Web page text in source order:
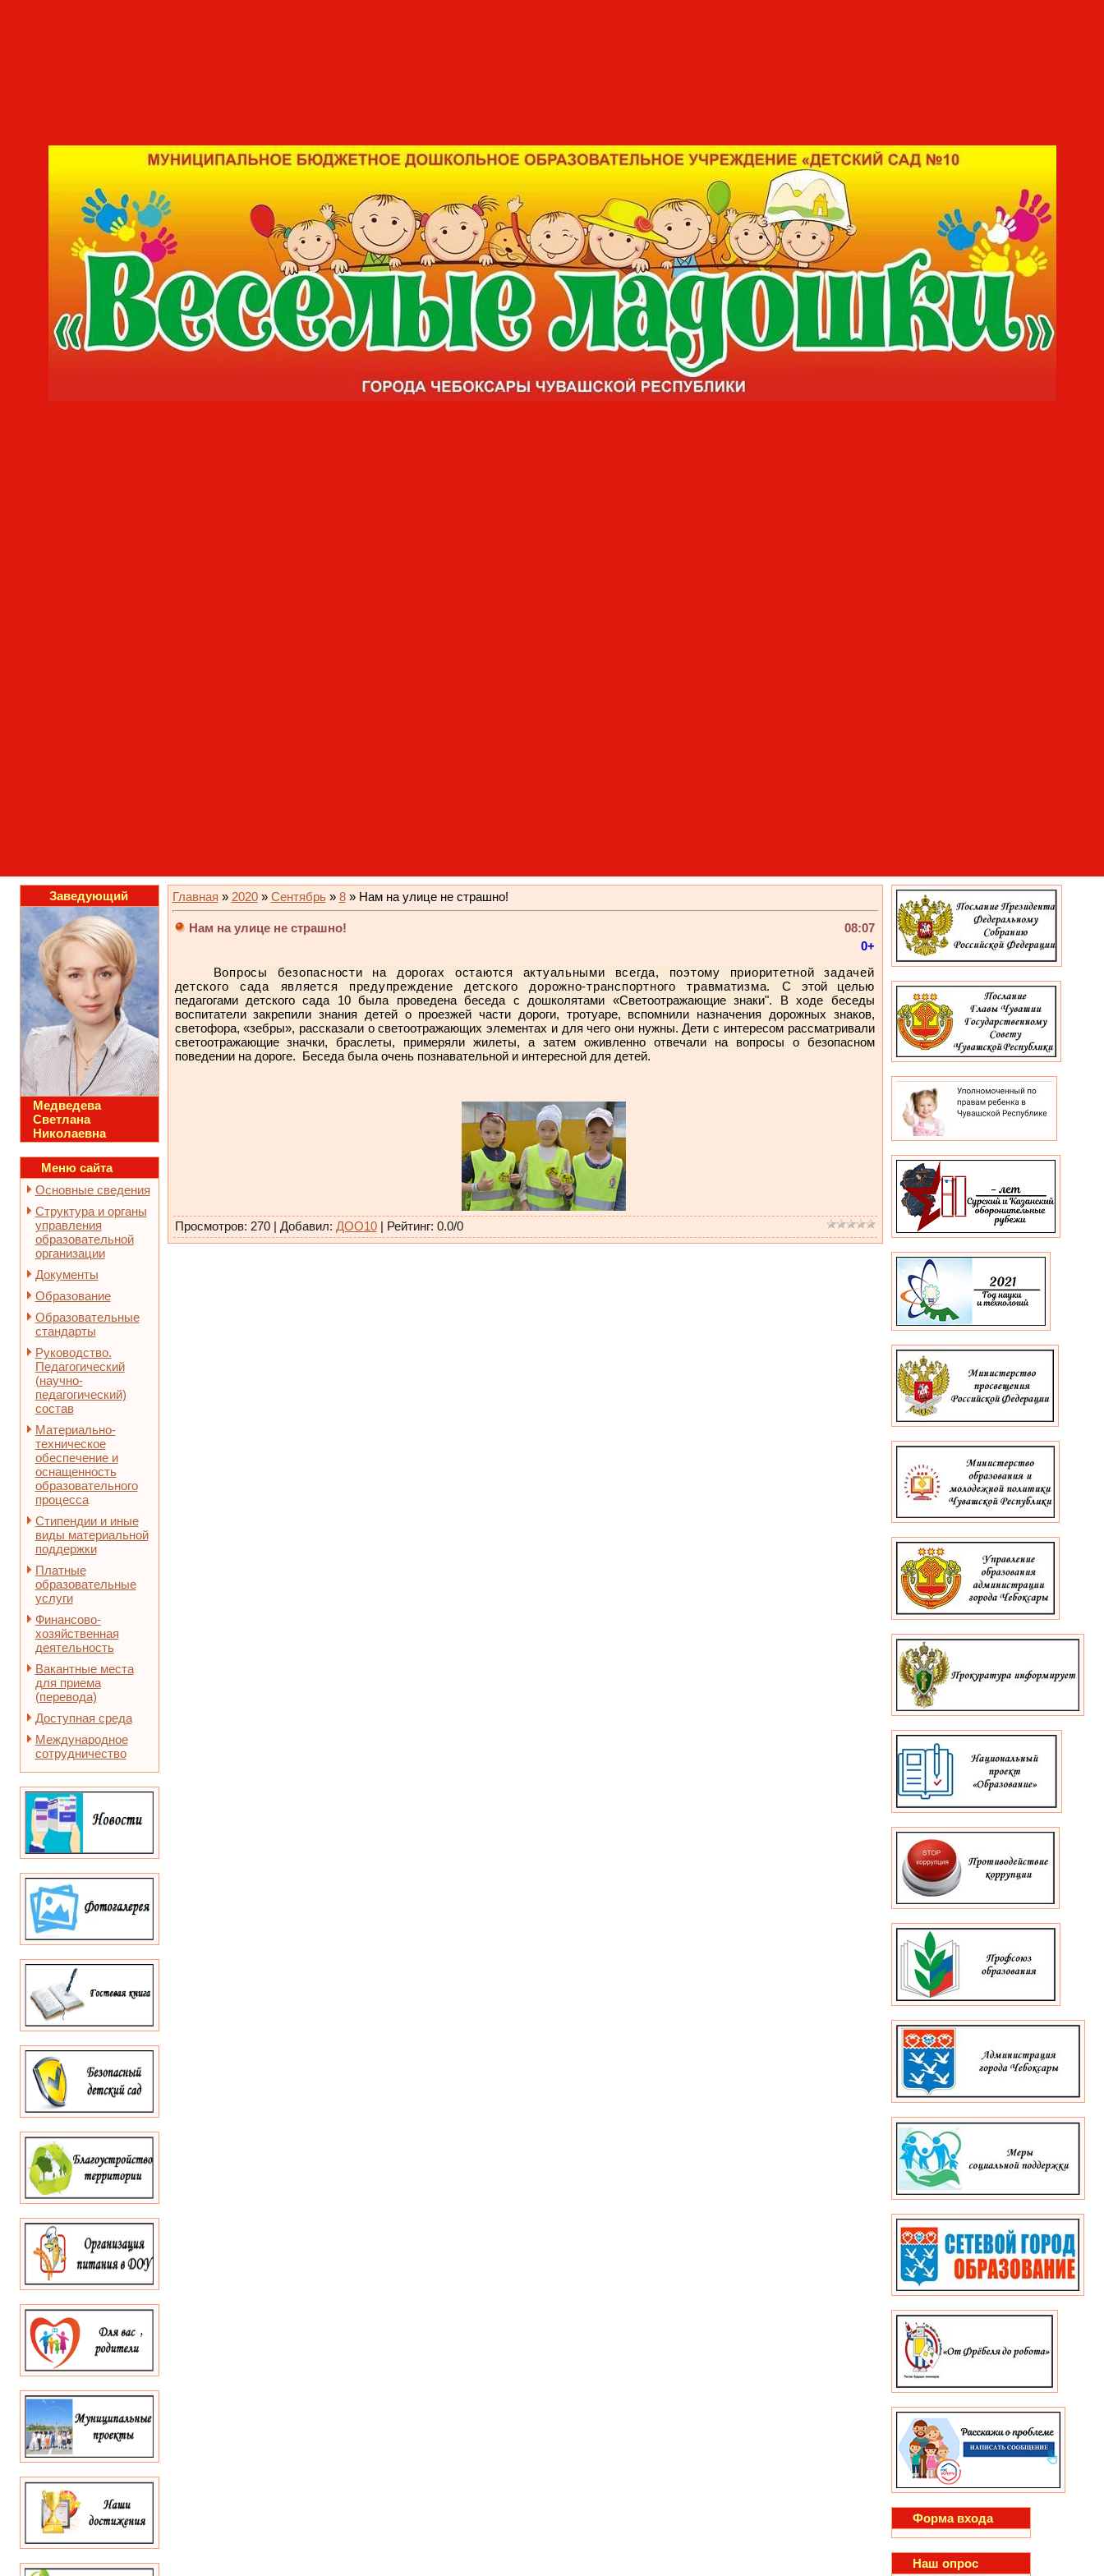
Заведующий
Медведева
Светлана
Николаевна
Меню сайта
Основные сведения
Структура и органы
управления
образовательной
организации
Документы
Образование
Образовательные
стандарты
Руководство.
Педагогический
(научно-
педагогический)
состав
Материально-
техническое
обеспечение и
оснащенность
образовательного
процесса
Стипендии и иные
виды материальной
поддержки
Платные
образовательные
услуги
Финансово-
хозяйственная
деятельность
Вакантные места
для приема
(перевода)
Доступная среда
Международное
сотрудничество
Главная » 2020 » Сентябрь » 8» Нам на улице не страшно!
08:07
Нам на улице не страшно!
0+
Вопросы безопасности на дорогах остаются актуальными всегда, поэтому приоритетной задачей
детского сада является предупреждение детского дорожно-транспортного травматизма. С этой целью
педагогами детского сада 10 была проведена беседа с дошколятами «Светоотражающие знаки". В ходе беседы
воспитатели закрепили знания детей о проезжей части дороги, тротуаре, вспомнили назначения дорожных знаков,
светофора, «зебры», рассказали о светоотражающих элементах и для чего они нужны. Дети с интересом рассматривали
светоотражающие значки, браслеты, примеряли жилеты, а затем оживленно отвечали на вопросы о безопасном
поведении на дороге. Беседа была очень познавательной и интересной для детей.
Просмотров: 270| Добавил: ДОО10 | Рейтинг: 0.0/0
Форма входа
Наш опрос